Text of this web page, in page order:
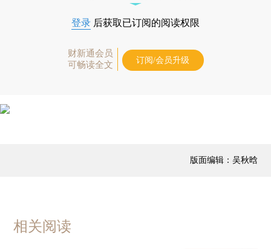
登录 后获取已订阅的阅读权限
财新通会员
可畅读全文
订阅/会员升级
版面编辑：吴秋晗
相关阅读